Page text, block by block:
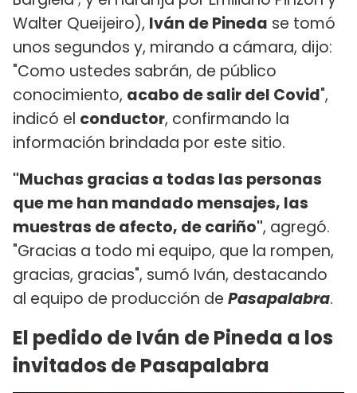
Walter Queijeiro), Iván de Pineda se tomó
unos segundos y, mirando a cámara, dijo:
"Como ustedes sabrán, de público
conocimiento, acabo de salir del Covid",
indicó el conductor, confirmando la
información brindada por este sitio.
"Muchas gracias a todas las personas
que me han mandado mensajes, las
muestras de afecto, de cariño", agregó.
"Gracias a todo mi equipo, que la rompen,
gracias, gracias", sumó Iván, destacando
al equipo de producción de Pasapalabra.
El pedido de Iván de Pineda a los
invitados de Pasapalabra